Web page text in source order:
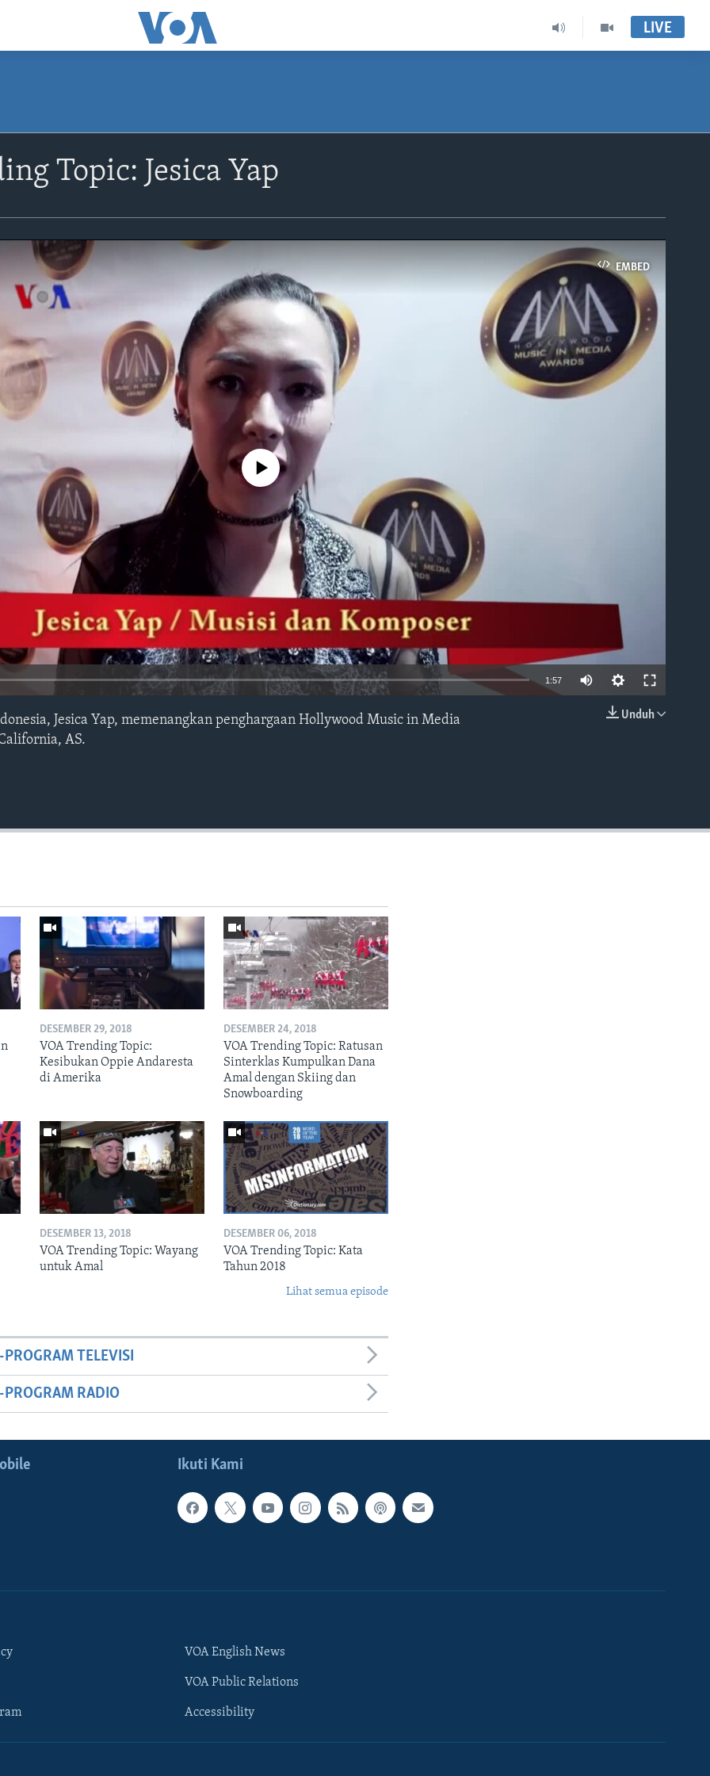
LIVE
Topic: Jesica Yap
EMBED
No media source currently available
1:57
Unduh
Jesica Yap, memenangkan penghargaan Hollywood Music in Media
AS.
DESEMBER 29, 2018
VOA Trending Topic:
Kesibukan Oppie Andaresta
di Amerika
DESEMBER 24, 2018
VOA Trending Topic: Ratusan
Sinterklas Kumpulkan Dana
Amal dengan Skiing dan
Snowboarding
DESEMBER 13, 2018
VOA Trending Topic: Wayang
untuk Amal
DESEMBER 06, 2018
VOA Trending Topic: Kata
Tahun 2018
Lihat semua episode
TELEVISI
RADIO
Ikuti Kami
VOA English News
VOA Public Relations
Accessibility